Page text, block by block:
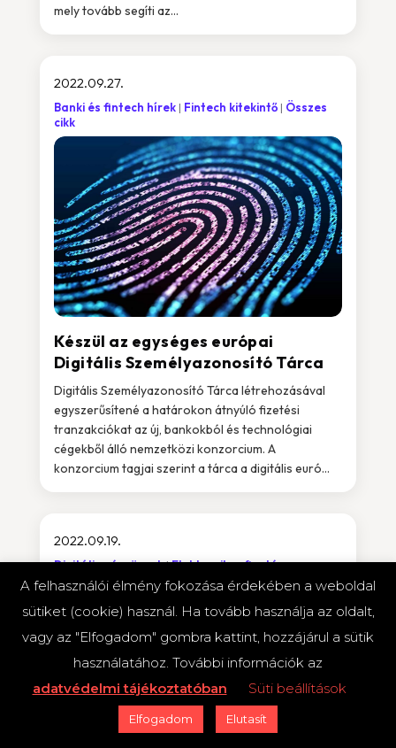
mely tovább segíti az...
Készül az egységes európai
Digitális Személyazonosító Tárca
2022.09.27.
Banki és fintech hírek Fintech kitekintő
Összes
cikk
Digitális Személyazonosító Tárca létrehozásával
egyszerűsítené a határokon átnyúló fizetési
tranzakciókat az új, bankokból és technológiai
cégekből álló nemzetközi konzorcium. A
konzorcium tagjai szerint a tárca a digitális euró...
2022.09.19.
Digitális pénzügyek Elektronikus fizetés
Elektronikus fizetési megoldások
MNB
cikk
A felhasználói élmény fokozása érdekében a weboldal
sütiket (cookie) használ. Ha tovább használja az oldalt,
vagy az "Elfogadom" gombra kattint, hozzájárul a sütik
használatához. További információk az
adatvédelmi tájékoztatóban
Süti beállítások
Elfogadom Elutasít